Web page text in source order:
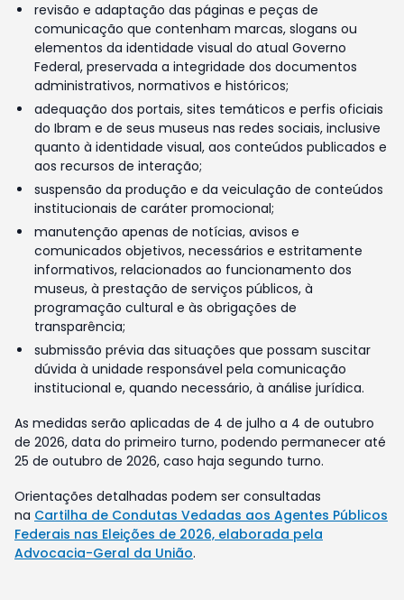
revisão e adaptação das páginas e peças de
comunicação que contenham marcas, slogans ou
elementos da identidade visual do atual Governo
Federal, preservada a integridade dos documentos
administrativos, normativos e históricos;
adequação dos portais, sites temáticos e perfis oficiais
do Ibram e de seus museus nas redes sociais, inclusive
quanto à identidade visual, aos conteúdos publicados e
aos recursos de interação;
suspensão da produção e da veiculação de conteúdos
institucionais de caráter promocional;
manutenção apenas de notícias, avisos e
comunicados objetivos, necessários e estritamente
informativos, relacionados ao funcionamento dos
museus, à prestação de serviços públicos, à
programação cultural e às obrigações de
transparência;
submissão prévia das situações que possam suscitar
dúvida à unidade responsável pela comunicação
institucional e, quando necessário, à análise jurídica.
As medidas serão aplicadas de 4 de julho a 4 de outubro
de 2026, data do primeiro turno, podendo permanecer até
25 de outubro de 2026, caso haja segundo turno.
Orientações detalhadas podem ser consultadas
na Cartilha de Condutas Vedadas aos Agentes Públicos
Federais nas Eleições de 2026, elaborada pela
Advocacia-Geral da União.